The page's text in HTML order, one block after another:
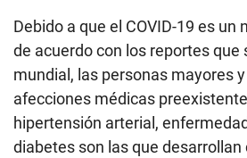
Debido a que el COVID-19 es un
de acuerdo con los reportes que
mundial, las personas mayores
afecciones médicas
hipertensión arterial,
diabetes son las que desarrollan